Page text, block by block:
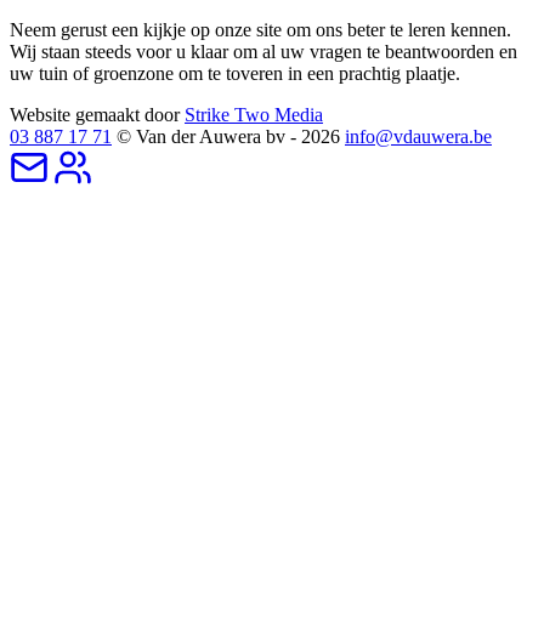
Neem gerust een kijkje op onze site om ons beter te leren kennen.
Wij staan steeds voor u klaar om al uw vragen te beantwoorden en
uw tuin of groenzone om te toveren in een prachtig plaatje.
Website gemaakt door Strike Two Media
03 887 17 71 © Van der Auwera bv - 2026 info@vdauwera.be